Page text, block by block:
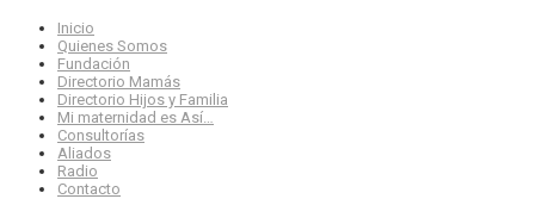
Inicio
Quienes Somos
Fundación
Directorio Mamás
Directorio Hijos y Familia
Mi maternidad es Así…
Consultorías
Aliados
Radio
Contacto